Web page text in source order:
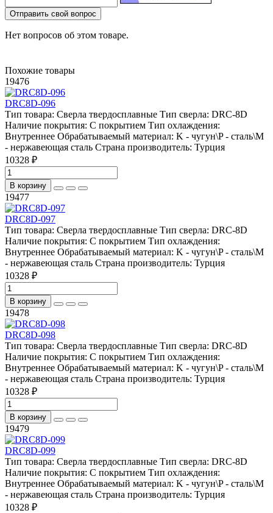
Отправить свой вопрос
Нет вопросов об этом товаре.
Похожие товары
19476
DRC8D-096
Тип товара: Сверла твердосплавные Тип сверла: DRC-8D
Наличие покрытия: С покрытием Тип охлаждения:
Внутреннее Обрабатываемый материал: K - чугун\P - сталь\М
- нержавеющая сталь Страна производитель: Турция
10328 ₽
В корзину
19477
DRC8D-097
Тип товара: Сверла твердосплавные Тип сверла: DRC-8D
Наличие покрытия: С покрытием Тип охлаждения:
Внутреннее Обрабатываемый материал: K - чугун\P - сталь\М
- нержавеющая сталь Страна производитель: Турция
10328 ₽
В корзину
19478
DRC8D-098
Тип товара: Сверла твердосплавные Тип сверла: DRC-8D
Наличие покрытия: С покрытием Тип охлаждения:
Внутреннее Обрабатываемый материал: K - чугун\P - сталь\М
- нержавеющая сталь Страна производитель: Турция
10328 ₽
В корзину
19479
DRC8D-099
Тип товара: Сверла твердосплавные Тип сверла: DRC-8D
Наличие покрытия: С покрытием Тип охлаждения:
Внутреннее Обрабатываемый материал: K - чугун\P - сталь\М
- нержавеющая сталь Страна производитель: Турция
10328 ₽